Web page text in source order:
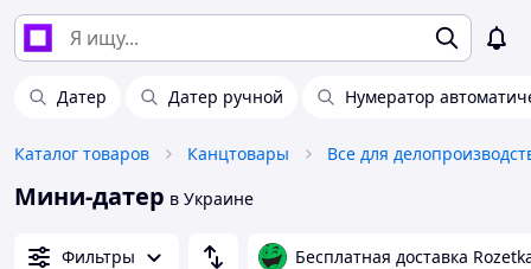
Датер Датер ручной Нумератор
Каталог товаров Канцтовары Все для
Мини-датер в Украине
Фильтры Бесплатная доставка